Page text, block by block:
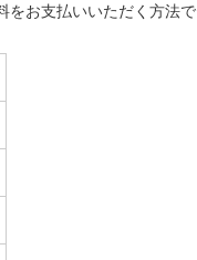
をお支払いいただく方法で